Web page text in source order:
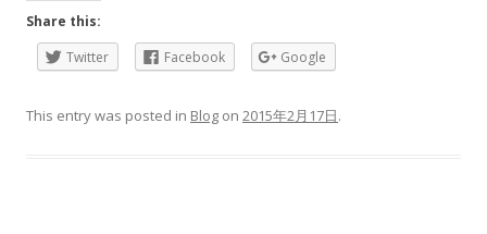
Share this:
Twitter
Facebook Google
This entry was posted in Blog on 2015年2月17日.